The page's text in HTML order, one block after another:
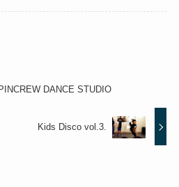
DANCE STUDIO
Kids Disco vol.3.